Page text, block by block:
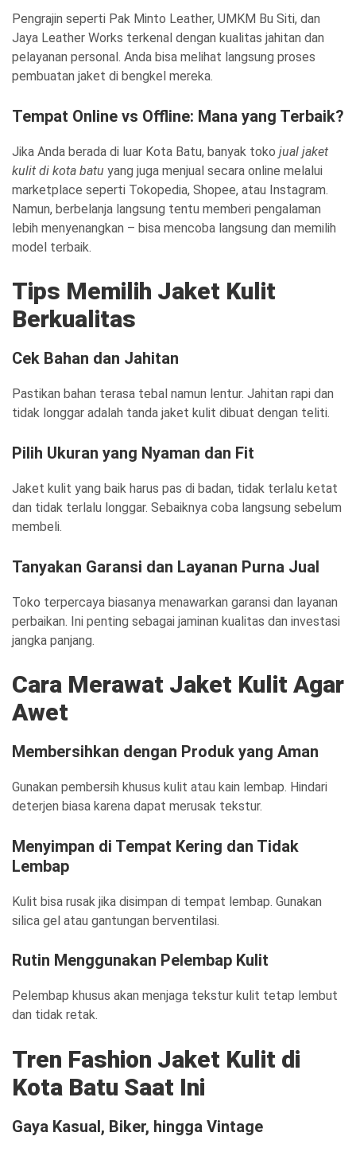
Pengrajin seperti Pak Minto Leather, UMKM Bu Siti, dan
Jaya Leather Works terkenal dengan kualitas jahitan dan
pelayanan personal. Anda bisa melihat langsung proses
pembuatan jaket di bengkel mereka.
Tempat Online vs Offline: Mana yang Terbaik?
Jika Anda berada di luar Kota Batu, banyak toko jual jaket
kulit di kota batu yang juga menjual secara online melalui
marketplace seperti Tokopedia, Shopee, atau Instagram.
Namun, berbelanja langsung tentu memberi pengalaman
lebih menyenangkan – bisa mencoba langsung dan memilih
model terbaik.
Tips Memilih Jaket Kulit
Berkualitas
Cek Bahan dan Jahitan
Pastikan bahan terasa tebal namun lentur. Jahitan rapi dan
tidak longgar adalah tanda jaket kulit dibuat dengan teliti.
Pilih Ukuran yang Nyaman dan Fit
Jaket kulit yang baik harus pas di badan, tidak terlalu ketat
dan tidak terlalu longgar. Sebaiknya coba langsung sebelum
membeli.
Tanyakan Garansi dan Layanan Purna Jual
Toko terpercaya biasanya menawarkan garansi dan layanan
perbaikan. Ini penting sebagai jaminan kualitas dan investasi
jangka panjang.
Cara Merawat Jaket Kulit Agar
Awet
Membersihkan dengan Produk yang Aman
Gunakan pembersih khusus kulit atau kain lembap. Hindari
deterjen biasa karena dapat merusak tekstur.
Menyimpan di Tempat Kering dan Tidak
Lembap
Kulit bisa rusak jika disimpan di tempat lembap. Gunakan
silica gel atau gantungan berventilasi.
Rutin Menggunakan Pelembap Kulit
Pelembap khusus akan menjaga tekstur kulit tetap lembut
dan tidak retak.
Tren Fashion Jaket Kulit di
Kota Batu Saat Ini
Gaya Kasual, Biker, hingga Vintage